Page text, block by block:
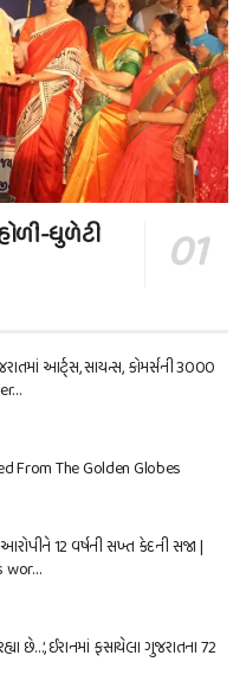
ધુળેટી
આર્ટ્સ, સાયન્સ, કોમર્સની 3000
From The Golden Globes
12 વર્ષની સખ્ત કેદની સજા |
wor…
છે…’, ઈરાનમાં ફસાયેલા ગુજરાતના 72